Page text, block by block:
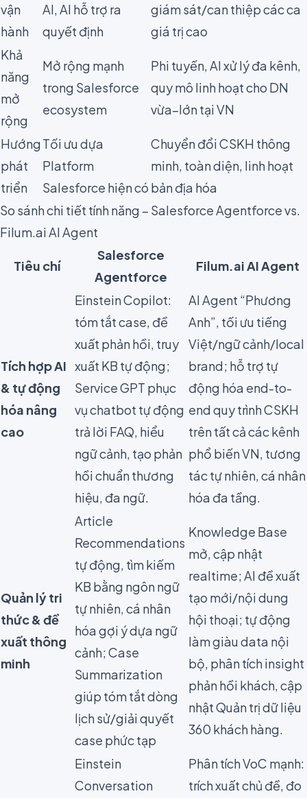
vận
hành
AI, AI hỗ trợ ra
quyết định
giám sát/can thiệp các ca
giá trị cao
Khả
năng
mở
rộng
Mở rộng mạnh
trong Salesforce
ecosystem
Phi tuyến, AI xử lý đa kênh,
quy mô linh hoạt cho DN
vừa–lớn tại VN
Hướng
phát
triển
Tối ưu dựa
Platform
Salesforce hiện có
Chuyển đổi CSKH thông
minh, toàn diện, linh hoạt
bản địa hóa
So sánh chi tiết tính năng – Salesforce Agentforce vs.
Filum.ai AI Agent
Tiêu chí
Salesforce
Agentforce
Filum.ai AI Agent
Tích hợp AI
& tự động
hóa nâng
cao
Einstein Copilot:
tóm tắt case, đề
xuất phản hồi, truy
xuất KB tự động;
Service GPT phục
vụ chatbot tự động
trả lời FAQ, hiểu
ngữ cảnh, tạo phản
hồi chuẩn thương
hiệu, đa ngữ.
AI Agent “Phương
Anh”, tối ưu tiếng
Việt/ngữ cảnh/local
brand; hỗ trợ tự
động hóa end-to-
end quy trình CSKH
trên tất cả các kênh
phổ biến VN, tương
tác tự nhiên, cá nhân
hóa đa tầng.
Quản lý tri
thức & đề
xuất thông
minh
Article
Recommendations
tự động, tìm kiếm
KB bằng ngôn ngữ
tự nhiên, cá nhân
hóa gợi ý dựa ngữ
cảnh; Case
Summarization
giúp tóm tắt dòng
lịch sử/giải quyết
case phức tạp
Knowledge Base
mở, cập nhật
realtime; AI đề xuất
tạo mới/nội dung
hội thoại; tự động
làm giàu data nội
bộ, phân tích insight
phản hồi khách, cập
nhật Quản trị dữ liệu
360 khách hàng.
Einstein
Conversation
Phân tích VoC mạnh:
trích xuất chủ đề, đo